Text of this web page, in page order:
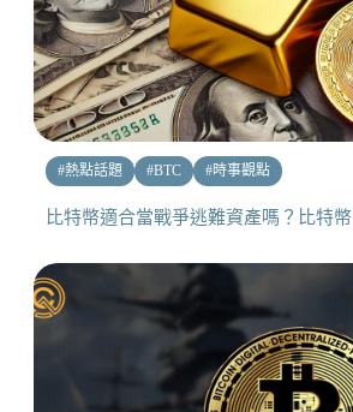
#熱點話題 #BTC #時事觀點
比特幣適合當戰爭逃難資產嗎？比特